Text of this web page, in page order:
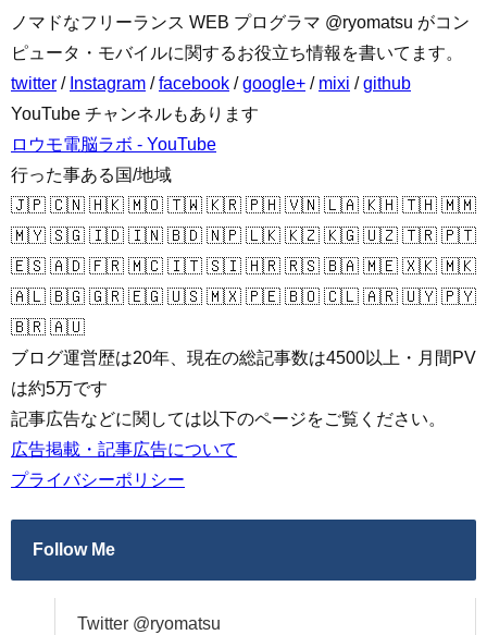
ノマドなフリーランス WEB プログラマ @ryomatsu がコン
ピュータ・モバイルに関するお役立ち情報を書いてます。
twitter / Instagram /facebook /google+ / mixi /github
YouTube チャンネルもあります
ロウモ電脳ラボ - YouTube
行った事ある国/地域
🇯🇵 🇨🇳 🇭🇰 🇲🇴 🇹🇼 🇰🇷 🇵🇭 🇻🇳 🇱🇦 🇰🇭 🇹🇭 🇲🇲
🇲🇾 🇸🇬 🇮🇩 🇮🇳 🇧🇩 🇳🇵 🇱🇰 🇰🇿 🇰🇬 🇺🇿 🇹🇷 🇵🇹
🇪🇸 🇦🇩 🇫🇷 🇲🇨 🇮🇹 🇸🇮 🇭🇷 🇷🇸 🇧🇦 🇲🇪 🇽🇰 🇲🇰
🇦🇱 🇧🇬 🇬🇷 🇪🇬 🇺🇸 🇲🇽 🇵🇪 🇧🇴 🇨🇱 🇦🇷 🇺🇾 🇵🇾
🇧🇷 🇦🇺
ブログ運営歴は20年、現在の総記事数は4500以上・月間PV
は約5万です
記事広告などに関しては以下のページをご覧ください。
広告掲載・記事広告について
プライバシーポリシー
Follow Me
Twitter @ryomatsu